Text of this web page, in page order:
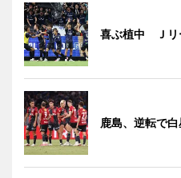
喜ぶ植中 Ｊリ
鹿島、逆転で